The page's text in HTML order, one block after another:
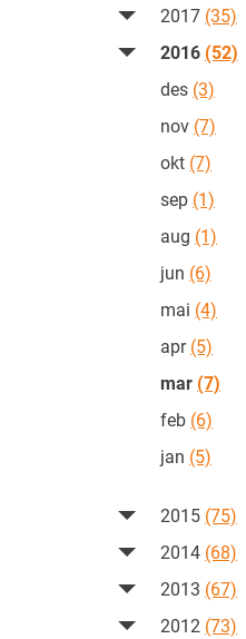
2017 (35)
2016 (52)
des (3)
nov (7)
okt (7)
sep (1)
aug (1)
jun (6)
mai (4)
apr(5)
mar (7)
feb (6)
jan (5)
2015 (75)
2014 (68)
2013 (67)
2012 (73)